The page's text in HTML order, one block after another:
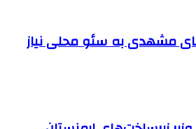
مشهدی به سئو محلی نیاز